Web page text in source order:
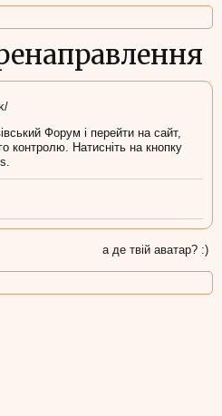
Форум і перейти на сайт,
контролю. Натисніть на кнопку
а де твій аватар? :)